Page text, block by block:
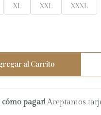
XL XXL XXXL
al Carrito
pagar! Aceptamos